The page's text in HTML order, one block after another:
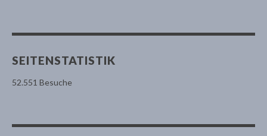
SEITENSTATISTIK
52.551 Besuche